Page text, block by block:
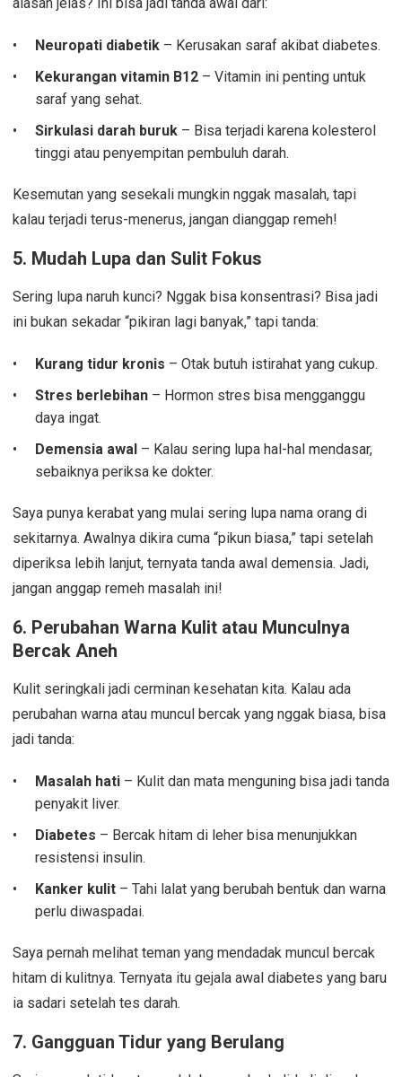
Neuropati diabetik – Kerusakan saraf akibat diabetes.
Kekurangan vitamin B12 – Vitamin ini penting untuk
saraf yang sehat.
Sirkulasi darah buruk – Bisa terjadi karena kolesterol
tinggi atau penyempitan pembuluh darah.
Kesemutan yang sesekali mungkin nggak masalah, tapi
kalau terjadi terus-menerus, jangan dianggap remeh!
5. Mudah Lupa dan Sulit Fokus
Sering lupa naruh kunci? Nggak bisa konsentrasi? Bisa jadi
ini bukan sekadar “pikiran lagi banyak,” tapi tanda:
Kurang tidur kronis – Otak butuh istirahat yang cukup.
Stres berlebihan – Hormon stres bisa mengganggu
daya ingat.
Demensia awal – Kalau sering lupa hal-hal mendasar,
sebaiknya periksa ke dokter.
Saya punya kerabat yang mulai sering lupa nama orang di
sekitarnya. Awalnya dikira cuma “pikun biasa,” tapi setelah
diperiksa lebih lanjut, ternyata tanda awal demensia. Jadi,
jangan anggap remeh masalah ini!
6. Perubahan Warna Kulit atau Munculnya
Bercak Aneh
Kulit seringkali jadi cerminan kesehatan kita. Kalau ada
perubahan warna atau muncul bercak yang nggak biasa, bisa
jadi tanda:
Masalah hati – Kulit dan mata menguning bisa jadi tanda
penyakit liver.
Diabetes – Bercak hitam di leher bisa menunjukkan
resistensi insulin.
Kanker kulit – Tahi lalat yang berubah bentuk dan warna
perlu diwaspadai.
Saya pernah melihat teman yang mendadak muncul bercak
hitam di kulitnya. Ternyata itu gejala awal diabetes yang baru
ia sadari setelah tes darah.
7. Gangguan Tidur yang Berulang